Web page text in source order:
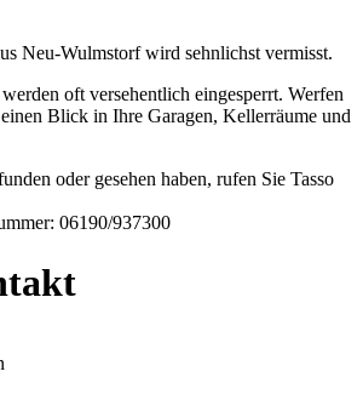
Neu-Wulmstorf wird sehnlichst vermisst.
oft versehentlich eingesperrt. Werfen
Blick in Ihre Garagen, Kellerräume und
oder gesehen haben, rufen Sie Tasso
06190/937300